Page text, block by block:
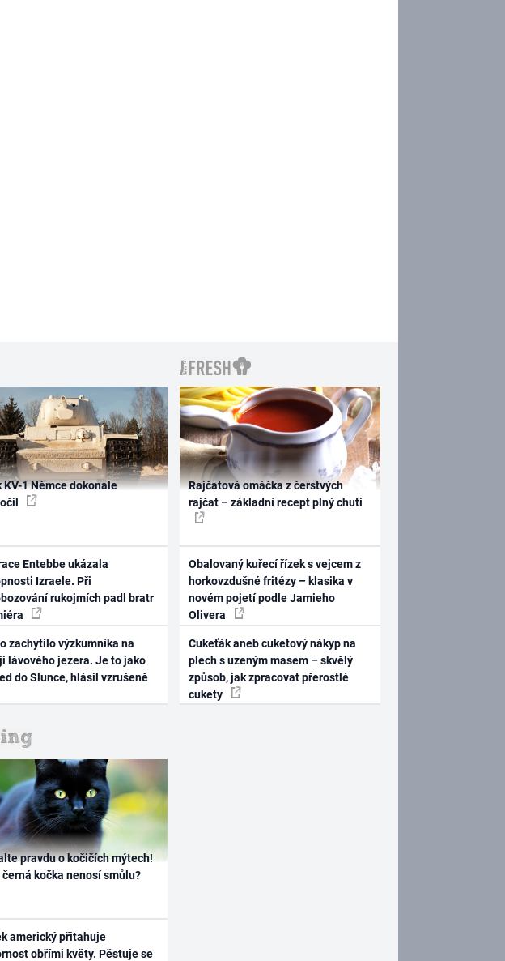
KV-1 Němce dokonale
Entebbe ukázala
Izraele. Při
rukojmích padl bratr
zachytilo výzkumníka na
lávového jezera. Je to jako
do Slunce, hlásil vzrušeně
Rajčatová omáčka z čerstvých
rajčat – základní recept plný chuti
Obalovaný kuřecí řízek s vejcem z
horkovzdušné fritézy – klasika v
novém pojetí podle Jamieho
Olivera
Cukeťák aneb cuketový nákyp na
plech s uzeným masem – skvělý
způsob, jak zpracovat přerostlé
cukety
pravdu o kočičích mýtech!
černá kočka nenosí smůlu?
americký přitahuje
obřími květy. Pěstuje se